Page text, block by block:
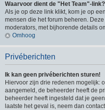
Waarvoor dient de "Het Team"-link?
Als je op deze link klikt, kom je op
mensen die het forum beheren.
moderators, met bijhorende details
Omhoog
Privéberichten
Ik kan geen privéberichten sturen!
Hiervoor zijn drie redenen mogelijk:
aangemeld, de beheerder heeft de
beheerder heeft ingesteld dat je
laatste het geval is, neem dan